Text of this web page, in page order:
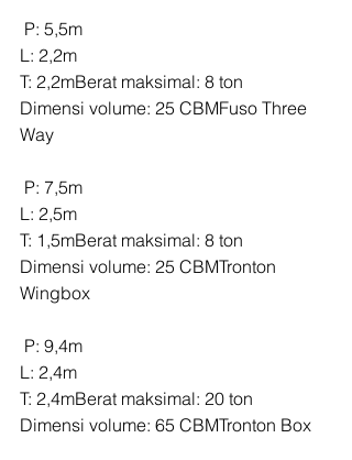
P: 5,5m
L: 2,2m
T: 2,2mBerat maksimal: 8 ton
Dimensi volume: 25 CBMFuso Three
Way
P: 7,5m
L: 2,5m
T: 1,5mBerat maksimal: 8 ton
Dimensi volume: 25 CBMTronton
Wingbox
P: 9,4m
L: 2,4m
T: 2,4mBerat maksimal: 20 ton
Dimensi volume: 65 CBMTronton Box